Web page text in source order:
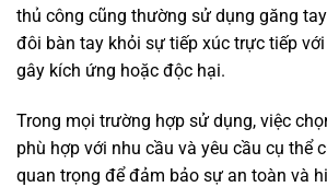
thủ công cũng thường sử dụng găng
đôi bàn tay khỏi sự tiếp xúc trực tiếp
gây kích ứng hoặc độc hại.
Trong mọi trường hợp sử dụng, việc
phù hợp với nhu cầu và yêu cầu cụ thể
quan trọng để đảm bảo sự an toàn và